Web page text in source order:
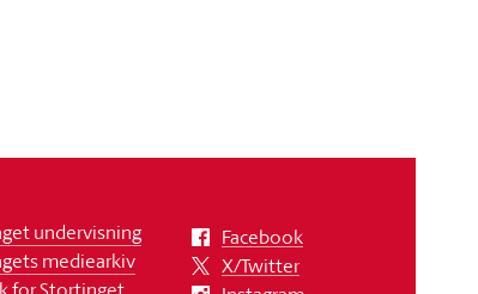
undervisning
mediearkiv
Facebook
X/Twitter